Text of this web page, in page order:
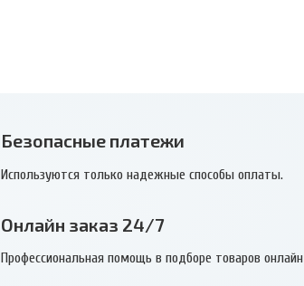
Безопасные платежи
Используются только надежные способы оплаты.
Онлайн заказ 24/7
Профессиональная помощь в подборе товаров онлайн